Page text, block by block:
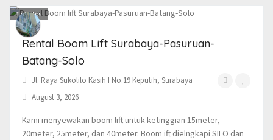
1photos
Rental Boom Lift Surabaya-Pasuruan-
Batang-Solo
Jl. Raya Sukolilo Kasih I No.19 Keputih, Surabaya
August 3, 2026
Kami menyewakan boom lift untuk ketinggian 15meter,
20meter, 25meter, dan 40meter. Boom ift dielngkapi SILO dan